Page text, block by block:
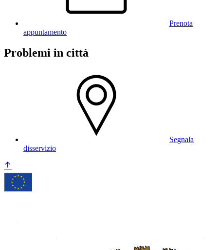
Prenota
appuntamento
Problemi in città
Segnala
disservizio